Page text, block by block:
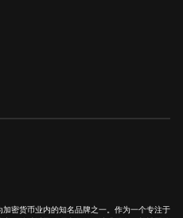
密货币业内的知名品牌之一。作为一个专注于